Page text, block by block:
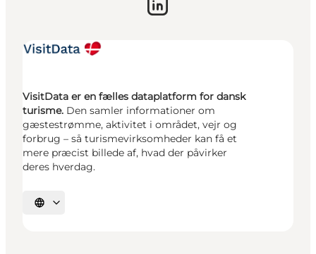
VisitData er en fælles dataplatform for dansk
turisme. Den samler informationer om
gæstestrømme, aktivitet i området, vejr og
forbrug – så turismevirksomheder kan få et
mere præcist billede af, hvad der påvirker
deres hverdag.
Vælg sprog